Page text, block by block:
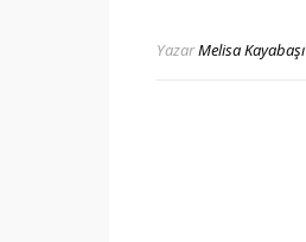
YazarMelisa Kayabaşı